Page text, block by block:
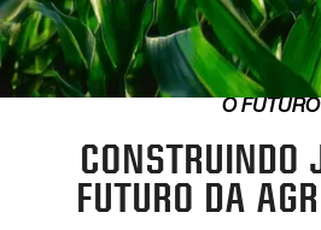
O FUTURO
CONSTRUINDO
FUTURO DA